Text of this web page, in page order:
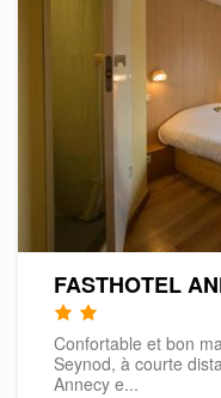
FASTHOTEL
Confortable et bon
Seynod, à courte
Annecy e...